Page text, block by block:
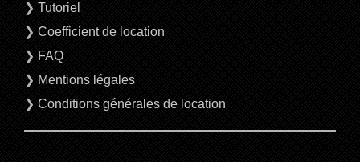
❯ Tutoriel
❯ Coefficient de location
❯ FAQ
❯ Mentions légales
❯ Conditions générales de location